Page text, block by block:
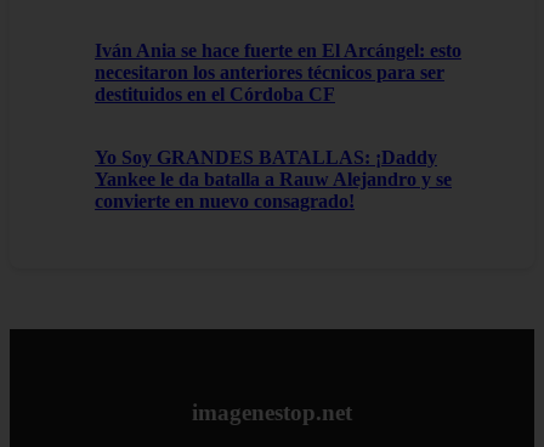
Iván Ania se hace fuerte en El Arcángel: esto
necesitaron los anteriores técnicos para ser
destituidos en el Córdoba CF
Yo Soy GRANDES BATALLAS: ¡Daddy
Yankee le da batalla a Rauw Alejandro y se
convierte en nuevo consagrado!
imagenestop.net